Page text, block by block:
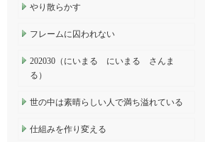
やり散らかす
フレームに囚われない
202030（にいまる にいまる さんま
る）
世の中は素晴らしい人で満ち溢れている
仕組みを作り変える